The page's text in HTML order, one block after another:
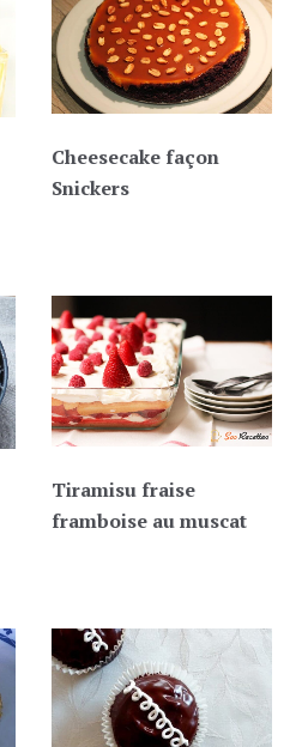
Cheesecake façon
Snickers
Tiramisu fraise
framboise au muscat